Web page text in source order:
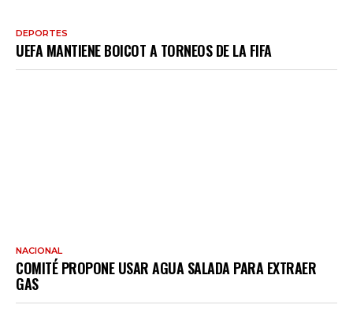
DEPORTES
UEFA MANTIENE BOICOT A TORNEOS DE LA FIFA
NACIONAL
COMITÉ PROPONE USAR AGUA SALADA PARA EXTRAER
GAS